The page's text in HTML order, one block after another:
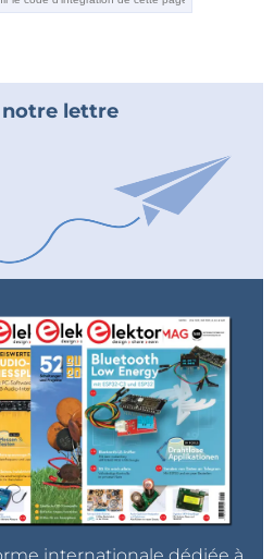
notre lettre